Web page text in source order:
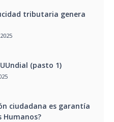
tributaria genera
(pasto 1)
ciudadana es garantía
Humanos?